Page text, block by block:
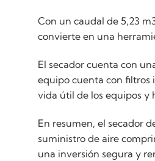
Con un caudal de 5,23
convierte en una
El secador cuenta con
equipo cuenta con filtros
vida útil de los equipos y
En resumen, el secador
suministro de aire
una inversión segura y